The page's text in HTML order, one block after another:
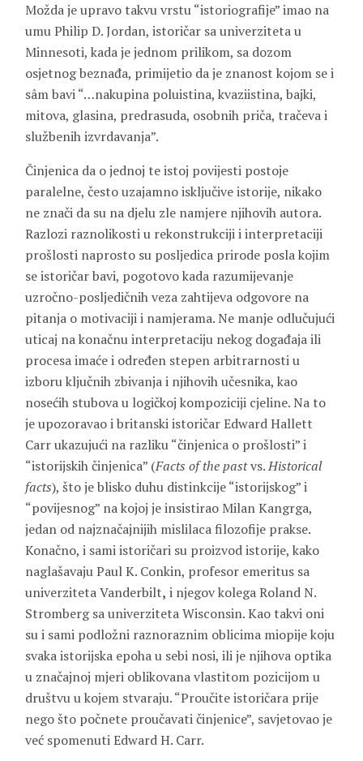
Možda je upravo takvu vrstu “istoriografije” imao na
umu Philip D. Jordan, istoričar sa univerziteta u
Minnesoti, kada je jednom prilikom, sa dozom
osjetnog beznađa, primijetio da je znanost kojom se i
sâm bavi “…nakupina poluistina, kvaziistina, bajki,
mitova, glasina, predrasuda, osobnih priča, tračeva i
službenih izvrdavanja”.
Činjenica da o jednoj te istoj povijesti postoje
paralelne, često uzajamno isključive istorije, nikako
ne znači da su na djelu zle namjere njihovih autora.
Razlozi raznolikosti u rekonstrukciji i interpretaciji
prošlosti naprosto su posljedica prirode posla kojim
se istoričar bavi, pogotovo kada razumijevanje
uzročno-posljedičnih veza zahtijeva odgovore na
pitanja o motivaciji i namjerama. Ne manje odlučujući
uticaj na konačnu interpretaciju nekog događaja ili
procesa imaće i određen stepen arbitrarnosti u
izboru ključnih zbivanja i njihovih učesnika, kao
nosećih stubova u logičkoj kompoziciji cjeline. Na to
je upozoravao i britanski istoričar Edward Hallett
Carr ukazujući na razliku “činjenica o prošlosti” i
“istorijskih činjenica” (Facts of the pastvs.Historical
facts), što je blisko duhu distinkcije “istorijskog” i
“povijesnog” na kojoj je insistirao Milan Kangrga,
jedan od najznačajnijih mislilaca filozofije prakse.
Konačno, i sami istoričari su proizvod istorije, kako
naglašavaju Paul K. Conkin, profesor emeritus sa
univerziteta Vanderbilt, i njegov kolega Roland N.
Stromberg sa univerziteta Wisconsin. Kao takvi oni
su i sami podložni raznoraznim oblicima miopije koju
svaka istorijska epoha u sebi nosi, ili je njihova optika
u značajnoj mjeri oblikovana vlastitom pozicijom u
društvu u kojem stvaraju. “Proučite istoričara prije
nego što počnete proučavati činjenice”, savjetovao je
već spomenuti Edward H. Carr.